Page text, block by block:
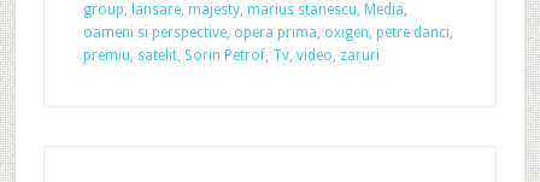
group, lansare, majesty, marius stanescu, Media,
oameni si perspective, opera prima, oxigen, petre danci,
premiu, satelit, Sorin Petrof, Tv, video, zaruri